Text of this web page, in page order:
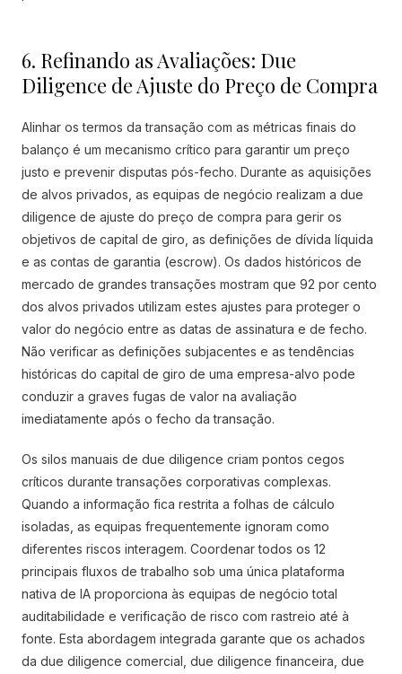
6. Refinando as Avaliações: Due
Diligence de Ajuste do Preço de Compra
Alinhar os termos da transação com as métricas finais do
balanço é um mecanismo crítico para garantir um preço
justo e prevenir disputas pós-fecho. Durante as aquisições
de alvos privados, as equipas de negócio realizam a due
diligence de ajuste do preço de compra para gerir os
objetivos de capital de giro, as definições de dívida líquida
e as contas de garantia (escrow). Os dados históricos de
mercado de grandes transações mostram que 92 por cento
dos alvos privados utilizam estes ajustes para proteger o
valor do negócio entre as datas de assinatura e de fecho.
Não verificar as definições subjacentes e as tendências
históricas do capital de giro de uma empresa-alvo pode
conduzir a graves fugas de valor na avaliação
imediatamente após o fecho da transação.
Os silos manuais de due diligence criam pontos cegos
críticos durante transações corporativas complexas.
Quando a informação fica restrita a folhas de cálculo
isoladas, as equipas frequentemente ignoram como
diferentes riscos interagem. Coordenar todos os 12
principais fluxos de trabalho sob uma única plataforma
nativa de IA proporciona às equipas de negócio total
auditabilidade e verificação de risco com rastreio até à
fonte. Esta abordagem integrada garante que os achados
da due diligence comercial, due diligence financeira, due